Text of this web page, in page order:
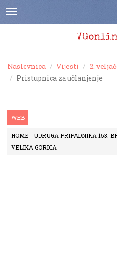
Naslovnica Vijesti
2.
Pristupnica za učlanjenje
WEB
HOME - UDRUGA PRIPADNIKA 153.
VELIKA GORICA